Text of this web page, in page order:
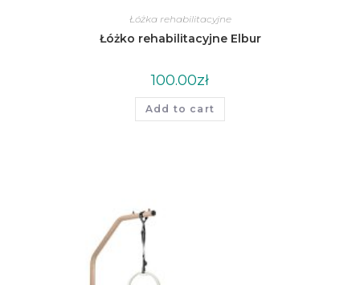
Łóżka rehabilitacyjne
Łóżko rehabilitacyjne Elbur
100.00zł
Add to cart